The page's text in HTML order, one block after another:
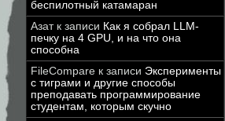
беспилотный катамаран
Азатк записи Как я собрал LLM-
печку на 4 GPU, и на что она
способна
FileCompare к записи Эксперименты
с тиграми и другие способы
преподавать программирование
студентам, которым скучно